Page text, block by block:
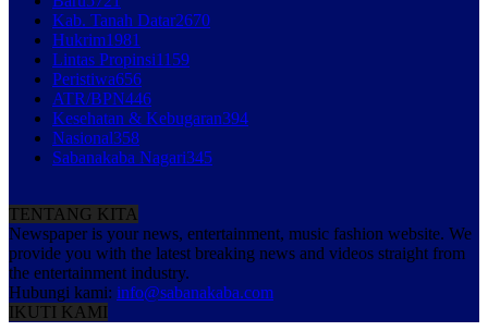
Kab. Tanah Datar2670
Hukrim1981
Lintas Propinsi1159
Peristiwa656
ATR/BPN446
Kesehatan & Kebugaran394
Nasional358
Sabanakaba Nagari345
TENTANG KITA
Newspaper is your news, entertainment, music fashion website. We
provide you with the latest breaking news and videos straight from
the entertainment industry.
Hubungi kami: info@sabanakaba.com
IKUTI KAMI